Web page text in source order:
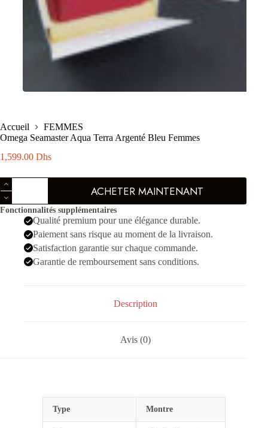
Accueil
FEMMES
Omega Seamaster Aqua Terra Argenté Bleu Femmes
1,599.00 Dhs
quantité
de
Omega
Seamaster
Argenté
Femmes
ACHETER MAINTENANT
Fonctionnalités supplémentaires
Qualité premium pour une élégance durable.
Paiement sans risque au moment de la livraison.
Satisfaction garantie sur chaque commande.
Garantie de remboursement sans conditions.
Description
Avis (0)
Type Montre